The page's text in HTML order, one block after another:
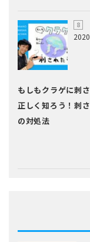
もしもクラゲに刺
正しく知ろう！刺
の対処法